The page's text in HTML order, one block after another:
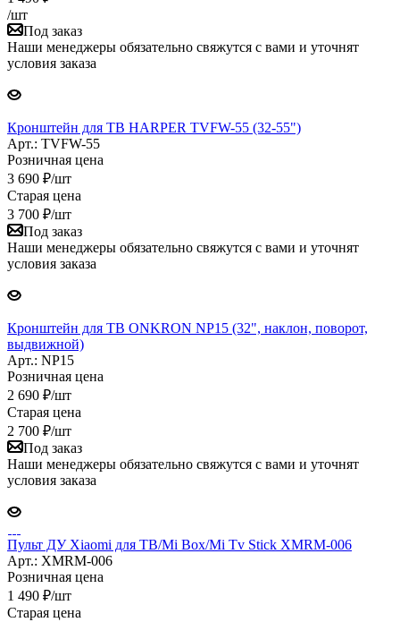
/шт
Под заказ
Наши менеджеры обязательно свяжутся с вами и уточнят
условия заказа
Кронштейн для ТВ HARPER TVFW-55 (32-55")
Арт.: TVFW-55
Розничная цена
3 690 ₽/шт
Старая цена
3 700 ₽/шт
Под заказ
Наши менеджеры обязательно свяжутся с вами и уточнят
условия заказа
Кронштейн для TВ ONKRON NP15 (32", наклон, поворот,
выдвижной)
Арт.: NP15
Розничная цена
2 690 ₽/шт
Старая цена
2 700 ₽/шт
Под заказ
Наши менеджеры обязательно свяжутся с вами и уточнят
условия заказа
Пульт ДУ Xiaomi для ТВ/Mi Box/Mi Tv Stick XMRM-006
Арт.: XMRM-006
Розничная цена
1 490 ₽/шт
Старая цена